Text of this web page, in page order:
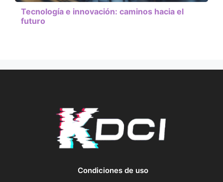
Tecnología e innovación: caminos hacia el
futuro
Condiciones de uso